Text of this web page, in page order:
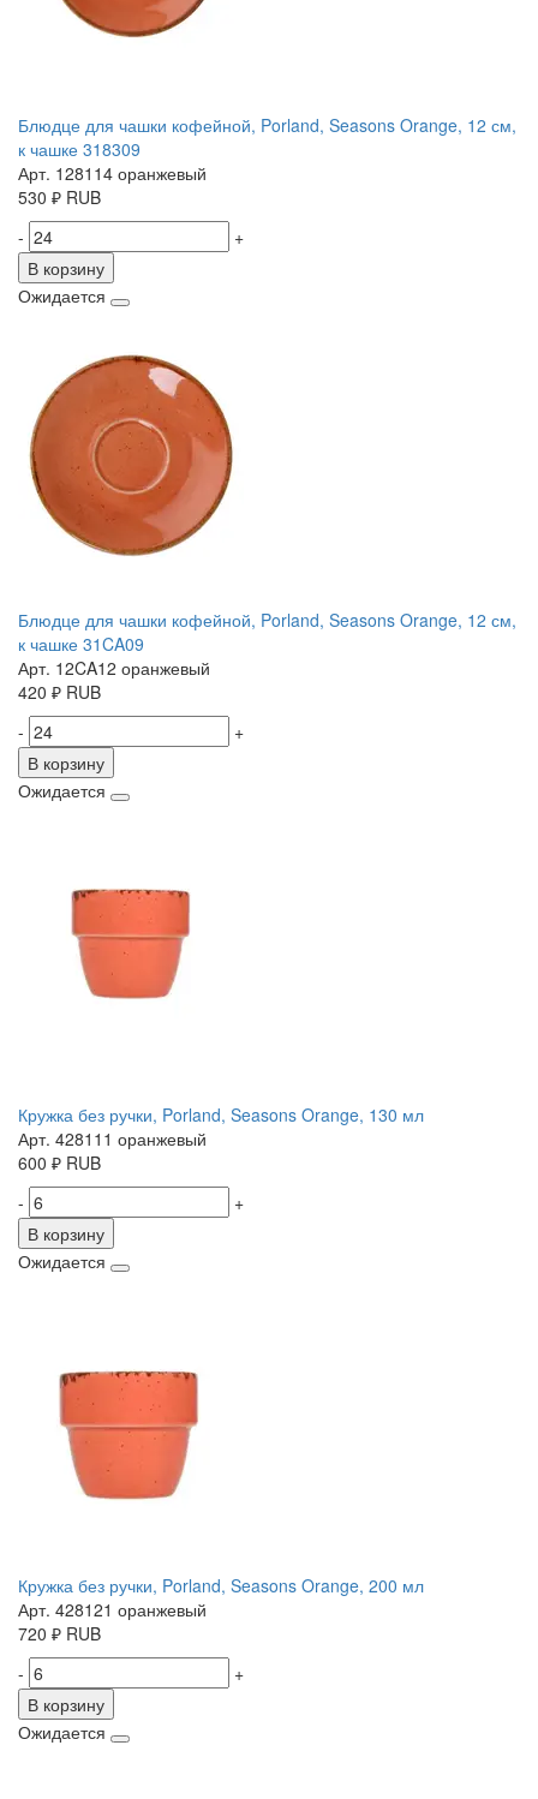
Блюдце для чашки кофейной, Porland, Seasons Orange, 12 см,
к чашке 318309
Арт. 128114 оранжевый
530 ₽ RUB
-
+
В корзину
Ожидается
Блюдце для чашки кофейной, Porland, Seasons Orange, 12 см,
к чашке 31CA09
Арт. 12CA12 оранжевый
420 ₽ RUB
-
+
В корзину
Ожидается
Кружка без ручки, Porland, Seasons Orange, 130 мл
Арт. 428111 оранжевый
600 ₽ RUB
-
+
В корзину
Ожидается
Кружка без ручки, Porland, Seasons Orange, 200 мл
Арт. 428121 оранжевый
720 ₽ RUB
-
+
В корзину
Ожидается